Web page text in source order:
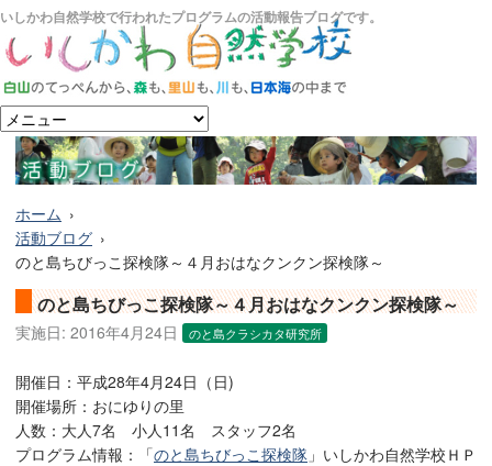
いしかわ自然学校で行われたプログラムの活動報告ブログです。
ホーム
活動ブログ
のと島ちびっこ探検隊～４月おはなクンクン探検隊～
のと島ちびっこ探検隊～４月おはなクンクン探検隊～
実施日: 2016年4月24日 のと島クラシカタ研究所
開催日：平成28年4月24日（日)
開催場所：おにゆりの里
人数：大人7名 小人11名 スタッフ2名
プログラム情報：「のと島ちびっこ探検隊 」いしかわ自然学校ＨＰ